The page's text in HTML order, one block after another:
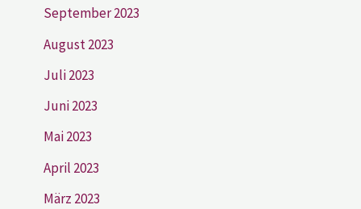
September 2023
August 2023
Juli 2023
Juni 2023
Mai 2023
April 2023
März 2023